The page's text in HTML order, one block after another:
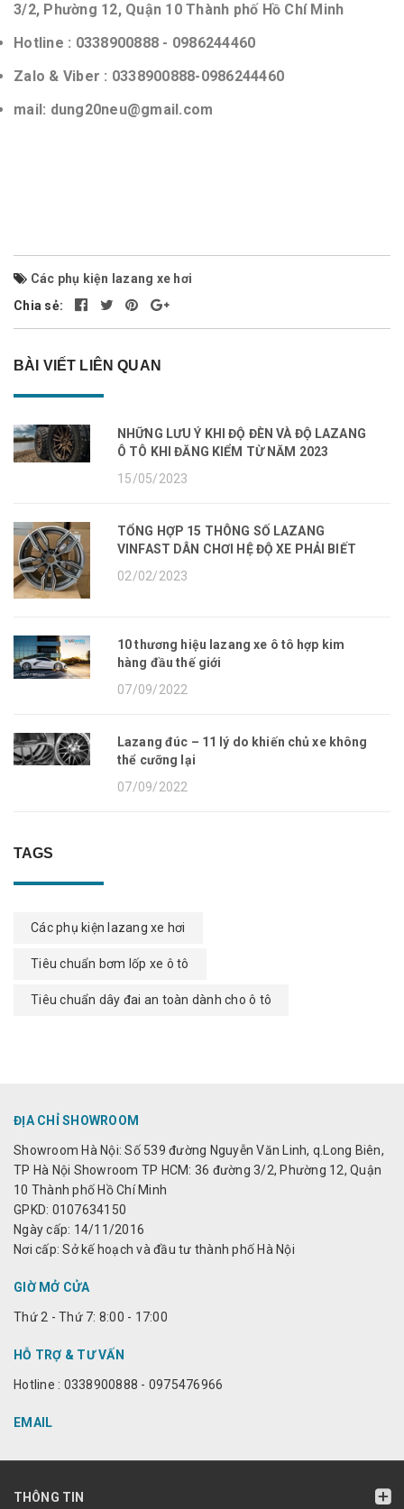
3/2, Phường 12, Quận 10 Thành phố Hồ Chí Minh
Hotline : 0338900888 - 0986244460
Zalo & Viber : 0338900888-0986244460
mail: dung20neu@gmail.com
Các phụ kiện lazang xe hơi
Chia sẻ:
BÀI VIẾT LIÊN QUAN
NHỮNG LƯU Ý KHI ĐỘ ĐÈN VÀ ĐỘ LAZANG
Ô TÔ KHI ĐĂNG KIỂM TỪ NĂM 2023
15/05/2023
TỔNG HỢP 15 THÔNG SỐ LAZANG
VINFAST DÂN CHƠI HỆ ĐỘ XE PHẢI BIẾT
02/02/2023
10 thương hiệu lazang xe ô tô hợp kim
hàng đầu thế giới
07/09/2022
Lazang đúc – 11 lý do khiến chủ xe không
thể cưỡng lại
07/09/2022
TAGS
Các phụ kiện lazang xe hơi
Tiêu chuẩn bơm lốp xe ô tô
Tiêu chuẩn dây đai an toàn dành cho ô tô
ĐỊA CHỈ SHOWROOM
Showroom Hà Nội: Số 539 đường Nguyễn Văn Linh, q.Long Biên,
TP Hà Nội Showroom TP HCM: 36 đường 3/2, Phường 12, Quận
10 Thành phố Hồ Chí Minh
GPKD: 0107634150
Ngày cấp: 14/11/2016
Nơi cấp: Sở kế hoạch và đầu tư thành phố Hà Nội
GIỜ MỞ CỬA
Thứ 2 - Thứ 7: 8:00 - 17:00
HỖ TRỢ & TƯ VẤN
Hotline : 0338900888 - 0975476966
EMAIL
THÔNG TIN